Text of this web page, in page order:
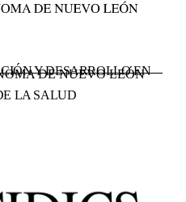
DE NUEVO LEÓN
Y DESARROLLO EN
LA SALUD